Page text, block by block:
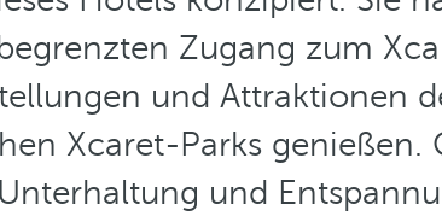
Zugang zum
und Attraktionen
Xcaret-Parks genießen.
und